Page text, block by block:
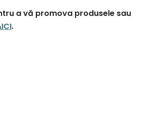
a vă promova produsele sau
.